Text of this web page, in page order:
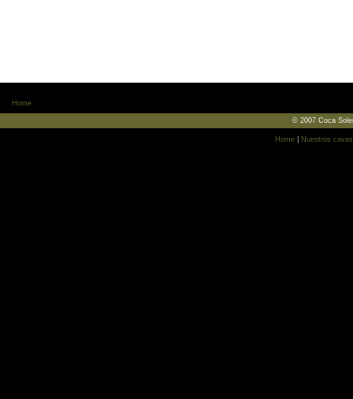
Home
© 2007 Coca
Home| Nuestros cavas